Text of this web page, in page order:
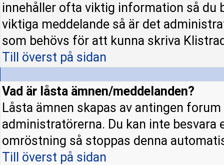
innehåller ofta viktig information så du
viktiga meddelande så är det
som behövs för att kunna skriva
Till överst på sidan
Vad är låsta ämnen/meddelanden?
Låsta ämnen skapas av antingen
administratörerna. Du kan inte
omröstning så stoppas denna
Till överst på sidan